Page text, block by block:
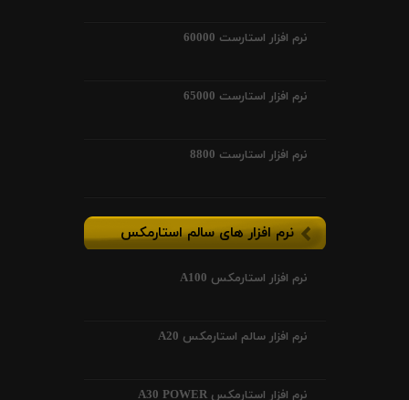
نرم افزار استارست 60000
نرم افزار استارست 65000
نرم افزار استارست 8800
نرم افزار های سالم استارمکس
نرم افزار استارمکس A100
نرم افزار سالم استارمکس A20
نرم افزار استارمکس A30 POWER